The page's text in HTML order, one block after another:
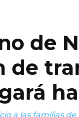
de
de
a las familias